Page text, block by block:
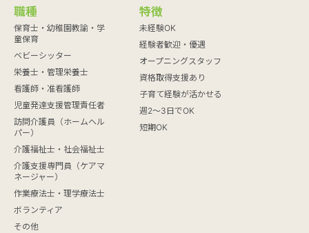
職種
保育士・幼稚園教諭・学
童保育
ベビーシッター
栄養士・管理栄養士
看護師・准看護師
児童発達支援管理責任者
訪問介護員（ホームヘル
パー）
介護福祉士・社会福祉士
介護支援専門員（ケアマ
ネージャー）
作業療法士・理学療法士
ボランティア
その他
特徴
未経験OK
経験者歓迎・優遇
オープニングスタッフ
資格取得支援あり
子育て経験が活かせる
週2～3日でOK
短期OK